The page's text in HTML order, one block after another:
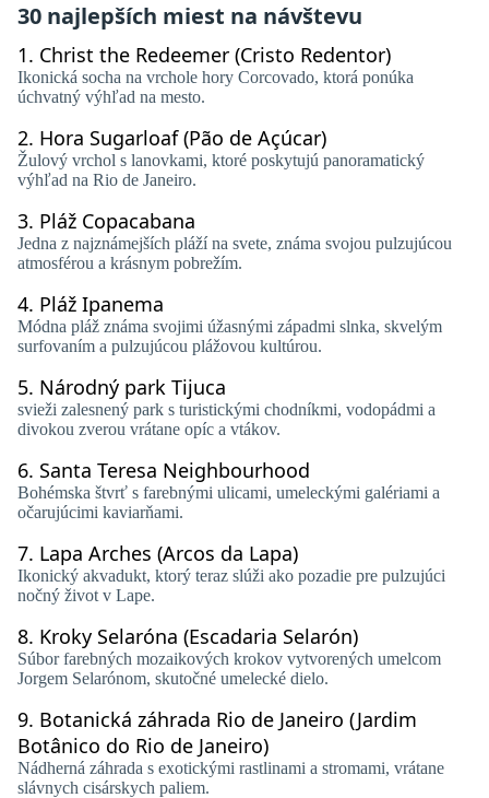
30 najlepších miest na návštevu
1. Christ the Redeemer (Cristo Redentor)
Ikonická socha na vrchole hory Corcovado, ktorá ponúka
úchvatný výhľad na mesto.
2. Hora Sugarloaf (Pão de Açúcar)
Žulový vrchol s lanovkami, ktoré poskytujú panoramatický
výhľad na Rio de Janeiro.
3. Pláž Copacabana
Jedna z najznámejších pláží na svete, známa svojou pulzujúcou
atmosférou a krásnym pobrežím.
4. Pláž Ipanema
Módna pláž známa svojimi úžasnými západmi slnka, skvelým
surfovaním a pulzujúcou plážovou kultúrou.
5. Národný park Tijuca
svieži zalesnený park s turistickými chodníkmi, vodopádmi a
divokou zverou vrátane opíc a vtákov.
6. Santa Teresa Neighbourhood
Bohémska štvrť s farebnými ulicami, umeleckými galériami a
očarujúcimi kaviarňami.
7. Lapa Arches (Arcos da Lapa)
Ikonický akvadukt, ktorý teraz slúži ako pozadie pre pulzujúci
nočný život v Lape.
8. Kroky Selaróna (Escadaria Selarón)
Súbor farebných mozaikových krokov vytvorených umelcom
Jorgem Selarónom, skutočné umelecké dielo.
9. Botanická záhrada Rio de Janeiro (Jardim
Botânico do Rio de Janeiro)
Nádherná záhrada s exotickými rastlinami a stromami, vrátane
slávnych cisárskych paliem.